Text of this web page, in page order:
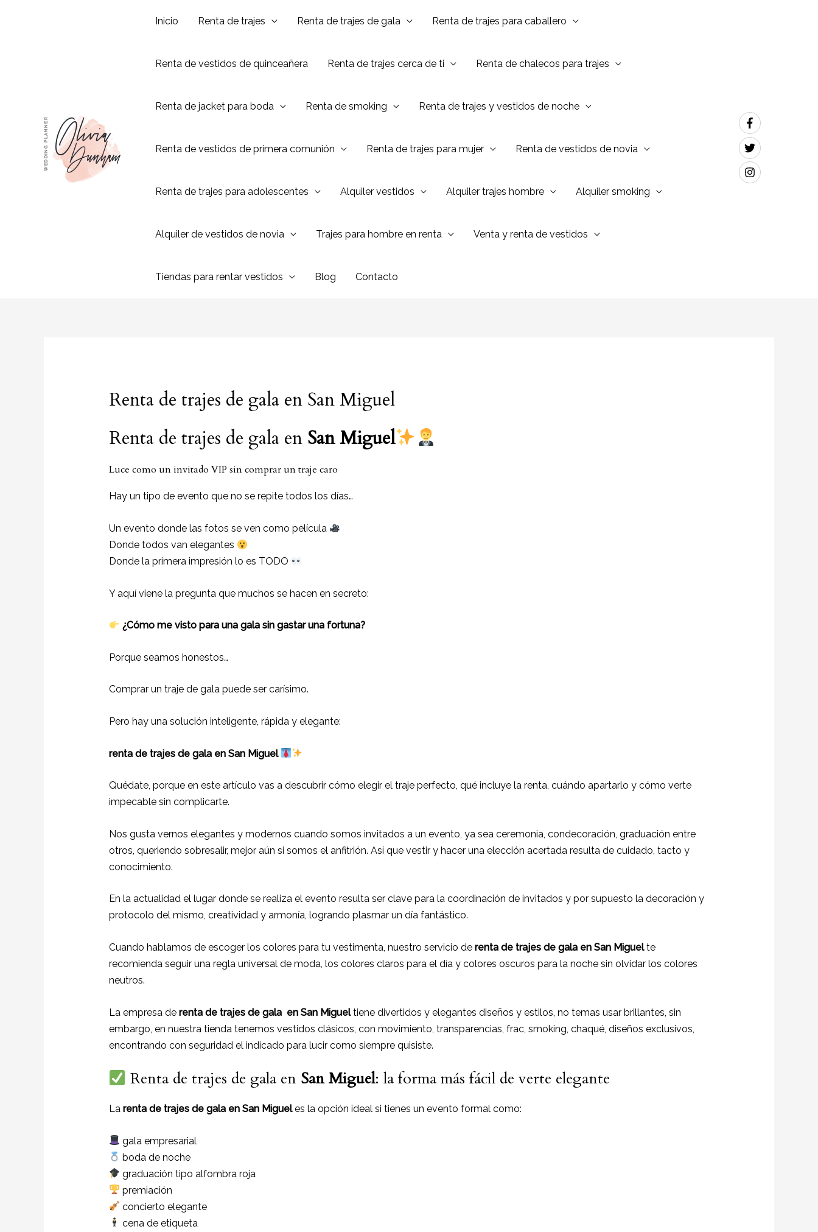
Inicio Renta de trajes Renta de trajes de gala Renta de trajes para caballero
Renta de vestidos de quinceañera Renta de trajes cerca de ti Renta de chalecos para trajes
Renta de jacket para boda Renta de smoking Renta de trajes y vestidos de noche
Renta de vestidos de primera comunión Renta de trajes para mujer Renta de vestidos de novia
Renta de trajes para adolescentes Alquiler vestidos Alquiler trajes hombre Alquiler smoking
Alquiler de vestidos de novia Trajes para hombre en renta Venta y renta de vestidos
Tiendas para rentar vestidos Blog Contacto
Renta de trajes de gala en San Miguel
Renta de trajes de gala en San Miguel
Luce como un invitado VIP sin comprar un traje caro
Hay un tipo de evento que no se repite todos los días…
Un evento donde las fotos se ven como película
Donde todos van elegantes
Donde la primera impresión lo es TODO
Y aquí viene la pregunta que muchos se hacen en secreto:
¿Cómo me visto para una gala sin gastar una fortuna?
Porque seamos honestos…
Comprar un traje de gala puede ser carísimo.
Pero hay una solución inteligente, rápida y elegante:
renta de trajes de gala en San Miguel
Quédate, porque en este artículo vas a descubrir cómo elegir el traje perfecto, qué incluye la renta, cuándo apartarlo y cómo verte
impecable sin complicarte.
Nos gusta vernos elegantes y modernos cuando somos invitados a un evento, ya sea ceremonia, condecoración, graduación entre
otros, queriendo sobresalir, mejor aún si somos el anfitrión. Así que vestir y hacer una elección acertada resulta de cuidado, tacto y
conocimiento.
En la actualidad el lugar donde se realiza el evento resulta ser clave para la coordinación de invitados y por supuesto la decoración y
protocolo del mismo, creatividad y armonía, logrando plasmar un día fantástico.
Cuando hablamos de escoger los colores para tu vestimenta, nuestro servicio de renta de trajes de gala en San Miguelte
recomienda seguir una regla universal de moda, los colores claros para el día y colores oscuros para la noche sin olvidar los colores
neutros.
La empresa de renta de trajes de gala en San Migueltiene divertidos y elegantes diseños y estilos, no temas usar brillantes, sin
embargo, en nuestra tienda tenemos vestidos clásicos, con movimiento, transparencias, frac, smoking, chaqué, diseños exclusivos,
encontrando con seguridad el indicado para lucir como siempre quisiste.
Renta de trajes de gala en San Miguel: la forma más fácil de verte elegante
La renta de trajes de gala en San Migueles la opción ideal si tienes un evento formal como:
gala empresarial
boda de noche
graduación tipo alfombra roja
premiación
concierto elegante
cena de etiqueta